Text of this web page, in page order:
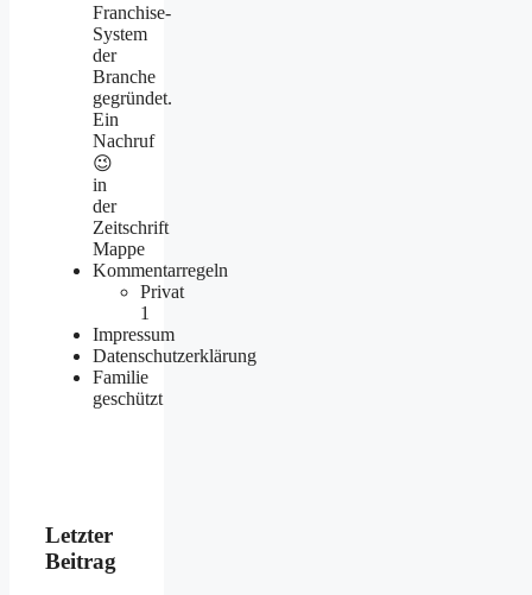
Franchise-
System
der
Branche
gegründet.
Ein
Nachruf
😉
in
der
Zeitschrift
Mappe
Kommentarregeln
Privat
1
Impressum
Datenschutzerklärung
Familie
geschützt
Letzter
Beitrag